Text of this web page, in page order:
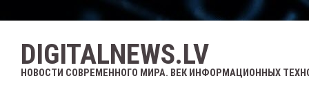
DIGITALNEWS.LV
НОВОСТИ СОВРЕМЕННОГО МИРА. ВЕК ИНФОРМАЦИОННЫХ